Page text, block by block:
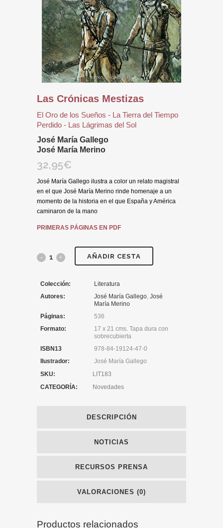
Las Crónicas Mestizas
El Oro de los Sueños - La Tierra del Tiempo
Perdido - Las Lágrimas del Sol
José María Gallego
José María Merino
32,95€
José María Gallego ilustra a color un relato magistral
en el que José María Merino rinde homenaje a un
momento de la historia en el que España y América
caminaron de la mano
PRIMERAS PÁGINAS EN PDF
AÑADIR CESTA
Colección:
Literatura
Autores:
José María Gallego José
María Merino
Páginas:
536
Formato:
17 x 21 cms. Tapa dura con
sobrecubierta
ISBN13
978-84-19124-47-0
Ilustrador:
José María Gallego
SKU:
LIT183
CATEGORÍA:
Novedades
DESCRIPCIÓN
NOTICIAS
RECURSOS PRENSA
VALORACIONES (0)
Productos relacionados